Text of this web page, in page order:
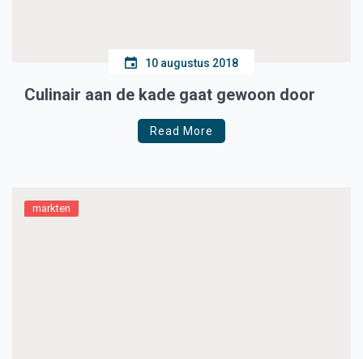
10 augustus 2018
Culinair aan de kade gaat gewoon door
Read More
markten